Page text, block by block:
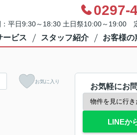
0297-
平日9:30～18:30 土日祭10:00～19:00
ービス スタッフ紹介 お客様の
お気に入り
お気軽にお
LINEか